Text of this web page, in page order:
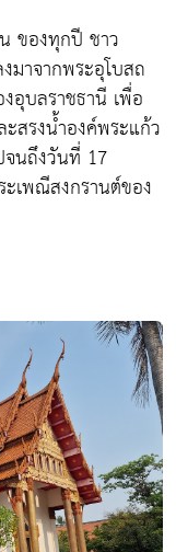
ของทุกปี ชาว
มาจากพระอุโบสถ
อุบลราชธานี เพื่อ
สรงน้ำองค์พระแก้ว
นถึงวันที่ 17
เพณีสงกรานต์ของ